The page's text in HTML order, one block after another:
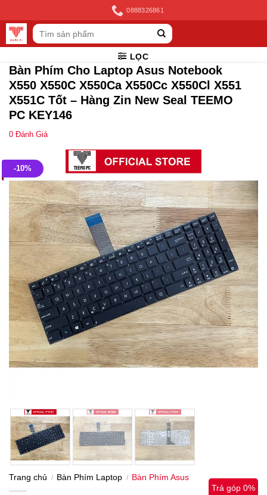
to
content
0888326861
Tìm
kiếm:
LỌC
Bàn Phím Cho Laptop Asus Notebook
X550 X550C X550Ca X550Cc X550Cl X551
X551C Tốt – Hàng Zin New Seal TEEMO
PC KEY146
0 Đánh Giá
-10%
Trang chủ / Bàn Phím Laptop / Bàn Phím Asus
Trả góp 0%